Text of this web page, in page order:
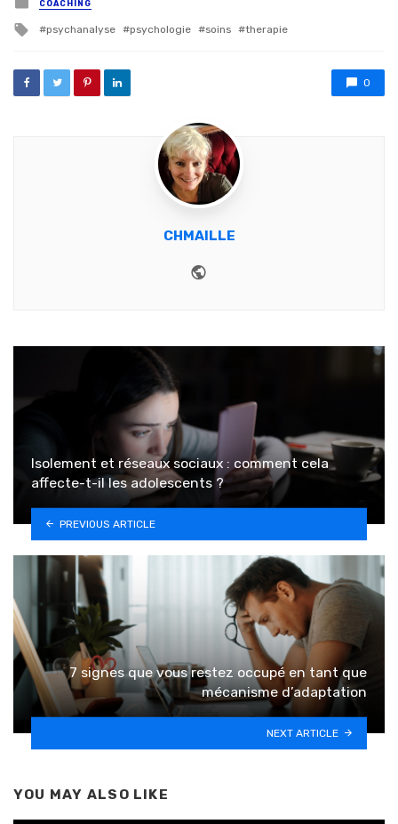
COACHING
Tagged with
psychanalyse psychologie soins therapie
0
CHMAILLE
Isolement et réseaux sociaux : comment cela
affecte-t-il les adolescents ?
PREVIOUS ARTICLE
7 signes que vous restez occupé en tant que
mécanisme d’adaptation
NEXT ARTICLE
YOU MAY ALSO LIKE